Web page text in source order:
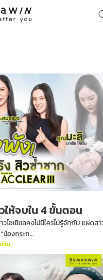
ห้จบใน 4 ขั้นตอน
โซเชียลคงไม่มีใครไม่รู้จักกับ แฝดสา
น้องกระถ...
ติม